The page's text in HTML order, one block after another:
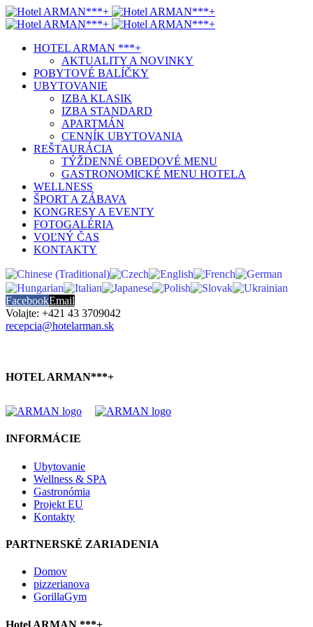
HOTEL ARMAN ***+
AKTUALITY A NOVINKY
POBYTOVÉ BALÍČKY
UBYTOVANIE
IZBA KLASIK
IZBA STANDARD
APARTMÁN
CENNÍK UBYTOVANIA
REŠTAURÁCIA
TÝŽDENNÉ OBEDOVÉ MENU
GASTRONOMICKÉ MENU HOTELA
WELLNESS
ŠPORT A ZÁBAVA
KONGRESY A EVENTY
FOTOGALÉRIA
VOĽNÝ ČAS
KONTAKTY
FacebookEmail
Volajte: +421 43 3709042
recepcia@hotelarman.sk
HOTEL ARMAN***+
INFORMÁCIE
Ubytovanie
Wellness & SPA
Gastronómia
Projekt EU
Kontakty
PARTNERSKÉ ZARIADENIA
Domov
pizzerianova
GorillaGym
Hotel ARMAN ***+